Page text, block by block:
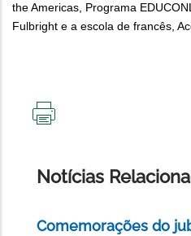
the Americas, Programa
Fulbright e a escola de francês,
Notícias
Comemorações do